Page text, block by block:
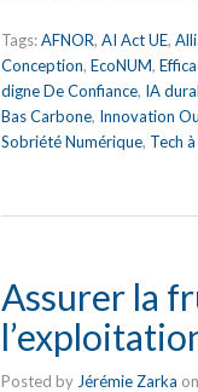
Tags:AFNOR, AI Act UE,
Conception, EcoNUM,
digne De Confiance, IA
Bas Carbone, Innovation
Sobriété Numérique, Tech
Assurer la
Posted by Jérémie Zarka on